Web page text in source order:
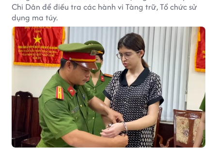
Chi Dân để điều tra các hành vi Tàng trữ, Tổ chức sử
dụng ma túy.